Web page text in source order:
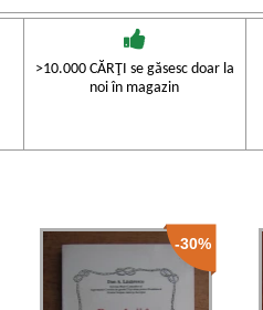
>10.000 CĂRŢI se găsesc doar la
noi în magazin
-30%